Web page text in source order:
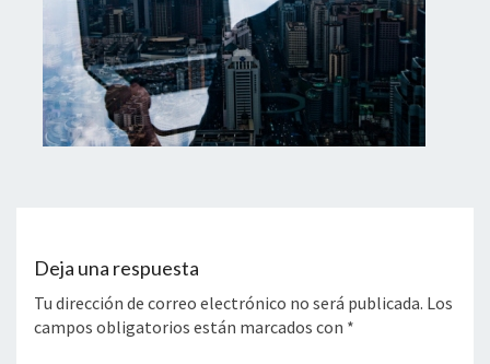
Deja una respuesta
Tu dirección de correo electrónico no será publicada. Los
campos obligatorios están marcados con *